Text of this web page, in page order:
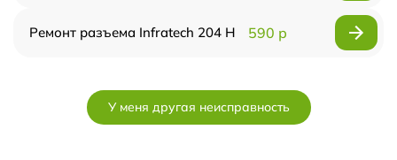
Ремонт разъема Infratech 204 Н 590 р
У меня другая неисправность